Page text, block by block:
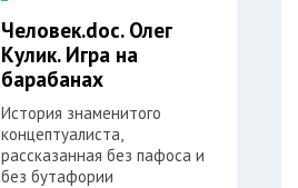
Человек.doc. Олег
Кулик. Игра на
барабанах
История знаменитого
концептуалиста,
рассказанная без пафоса и
без бутафории